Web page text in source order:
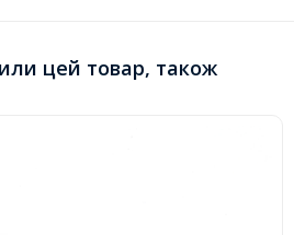
цей товар, також